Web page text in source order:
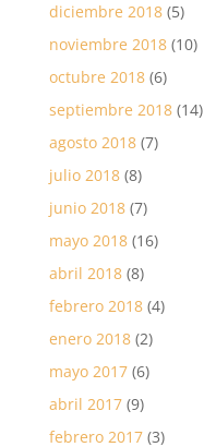
diciembre 2018(5)
noviembre 2018(10)
octubre 2018(6)
septiembre 2018(14)
agosto 2018(7)
julio 2018(8)
junio 2018(7)
mayo 2018(16)
abril 2018(8)
febrero 2018(4)
enero 2018(2)
mayo 2017(6)
abril 2017(9)
febrero 2017(3)